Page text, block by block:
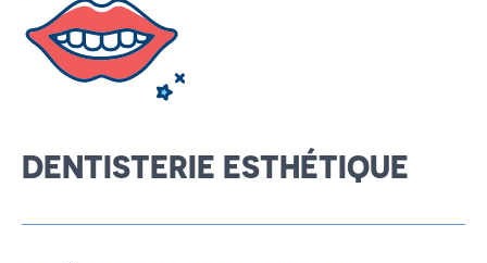
DENTISTERIE ESTHÉTIQUE